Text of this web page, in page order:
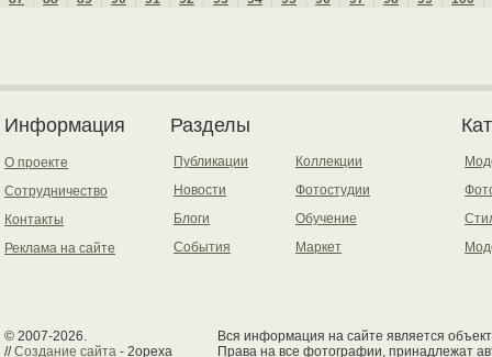
Информация
О проекте
Сотрудничество
Контакты
Реклама на сайте
Разделы
Публикации
Новости
Блоги
События
Коллекции
Фотостудии
Обучение
Маркет
© 2007-2026.
//Создание сайта - 2opexa
Вся информация на сайте является
Права на все фотографии, принадлежат